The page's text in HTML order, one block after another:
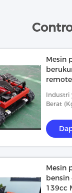
Mesin
Industri
Berat
Mesin
bensin
139cc